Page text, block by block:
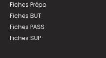
Fiches Prépa
Fiches BUT
Fiches PASS
Fiches SUP